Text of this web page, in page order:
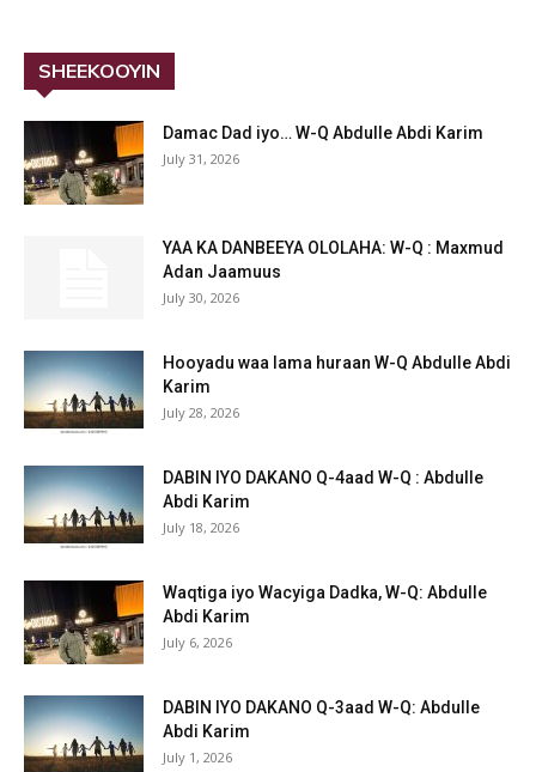
SHEEKOOYIN
Damac Dad iyo… W-Q Abdulle Abdi Karim
July 31, 2026
YAA KA DANBEEYA OLOLAHA: W-Q : Maxmud
Adan Jaamuus
July 30, 2026
Hooyadu waa lama huraan W-Q Abdulle Abdi
Karim
July 28, 2026
DABIN IYO DAKANO Q-4aad W-Q : Abdulle
Abdi Karim
July 18, 2026
Waqtiga iyo Wacyiga Dadka, W-Q: Abdulle
Abdi Karim
July 6, 2026
DABIN IYO DAKANO Q-3aad W-Q: Abdulle
Abdi Karim
July 1, 2026